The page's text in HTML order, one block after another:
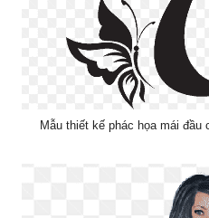
Mẫu thiết kế phác họa mái